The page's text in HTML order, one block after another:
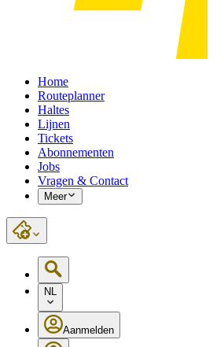
Home
Routeplanner
Haltes
Lijnen
Tickets
Abonnementen
Jobs
Vragen & Contact
Meer
NL
Aanmelden